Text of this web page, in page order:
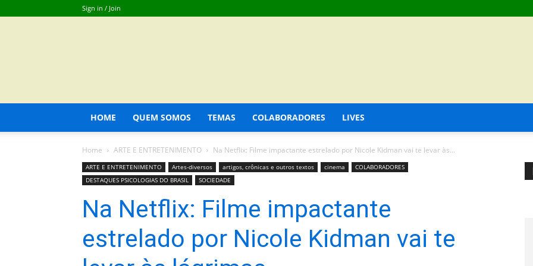
Sign in / Join
HOME QUEM SOMOS TEMAS COLABORADORES LIVES
Home ARTE E ENTRETENIMENTO Na Netflix: Filme impactante estrelado por Nicole Kidman vai te levar às...
ARTE E ENTRETENIMENTO Artes-diversos artigos, crônicas e outros textos cinema
COLABORADORES
DESTAQUES PSICOLOGIAS DO BRASIL
SOCIEDADE
Na Netflix: Filme impactante
estrelado por Nicole Kidman vai te